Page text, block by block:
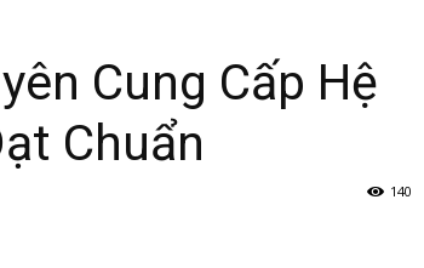
Cung Cấp Hệ
Chuẩn
140